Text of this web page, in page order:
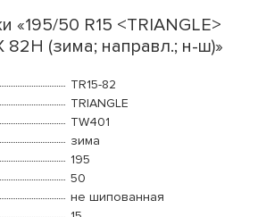
«195/50 R15 <TRIANGLE>
82H (зима; направл.; н-ш)»
TR15-82
TRIANGLE
TW401
зима
195
50
не шипованная